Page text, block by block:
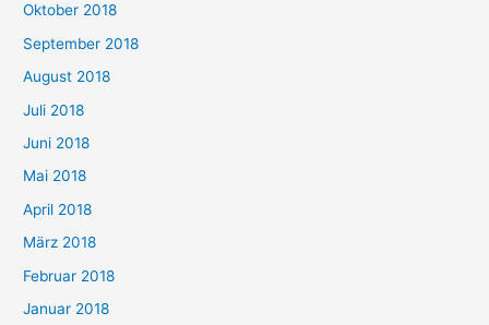
Oktober 2018
September 2018
August 2018
Juli 2018
Juni 2018
Mai 2018
April 2018
März 2018
Februar 2018
Januar 2018